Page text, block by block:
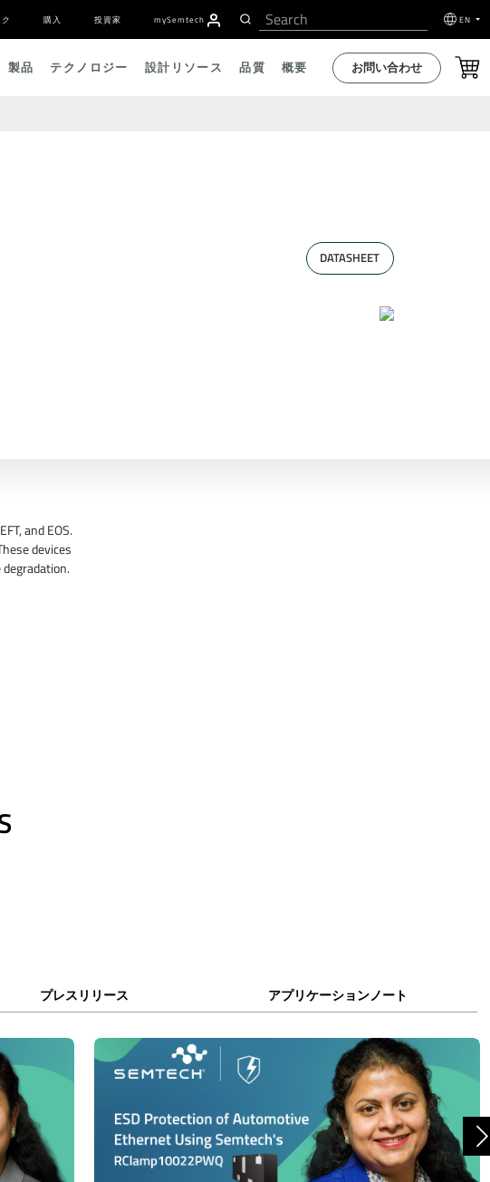
購入 投資家 mySemtech EN
製品 テクノロジー 設計リソース 品質 概要 お問い合わせ
DATASHEET
and EOS.
devices
プレスリリース アプリケーションノート